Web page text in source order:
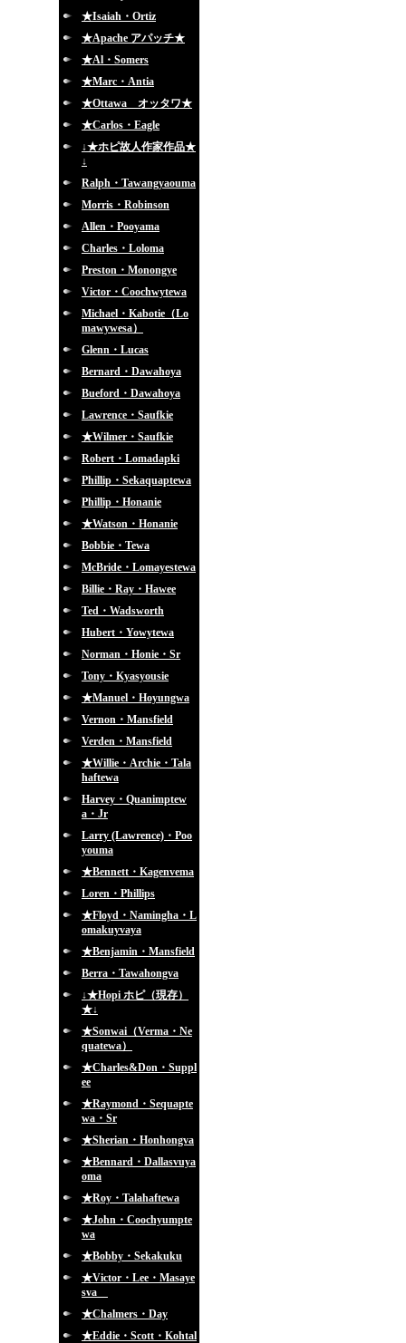
★Isaiah・Ortiz
★Apache アパッチ★
★Al・Somers
★Marc・Antia
★Ottawa オッタワ★
★Carlos・Eagle
↓★ホピ故人作家作品★
↓
Ralph・Tawangyaouma
Morris・Robinson
Allen・Pooyama
Charles・Loloma
Preston・Monongye
Victor・Coochwytewa
Michael・Kabotie（Lo
mawywesa）
Glenn・Lucas
Bernard・Dawahoya
Bueford・Dawahoya
Lawrence・Saufkie
★Wilmer・Saufkie
Robert・Lomadapki
Phillip・Sekaquaptewa
Phillip・Honanie
★Watson・Honanie
Bobbie・Tewa
McBride・Lomayestewa
Billie・Ray・Hawee
Ted・Wadsworth
Hubert・Yowytewa
Norman・Honie・Sr
Tony・Kyasyousie
★Manuel・Hoyungwa
Vernon・Mansfield
Verden・Mansfield
★Willie・Archie・Tala
haftewa
Harvey・Quanimptew
a・Jr
Larry (Lawrence)・Poo
youma
★Bennett・Kagenvema
Loren・Phillips
★Floyd・Namingha・L
omakuyvaya
★Benjamin・Mansfield
Berra・Tawahongva
↓★Hopi ホピ（現存）
★↓
★Sonwai（Verma・Ne
quatewa）
★Charles&Don・Suppl
ee
★Raymond・Sequapte
wa・Sr
★Sherian・Honhongva
★Bennard・Dallasvuya
oma
★Roy・Talahaftewa
★John・Coochyumpte
wa
★Bobby・Sekakuku
★Victor・Lee・Masaye
sva
★Chalmers・Day
★Eddie・Scott・Kohtal